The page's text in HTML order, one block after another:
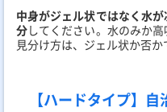
中身がジェル状ではなく水
分してください。水のみか
見分け方は、ジェル状か否か
【ハードタイプ】